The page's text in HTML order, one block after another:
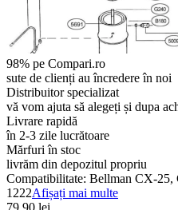
98% pe Compari.ro
sute de clienți au încredere în noi
Distribuitor specializat
vă vom ajuta să alegeți și dupa
Livrare rapidă
în 2-3 zile lucrătoare
Mărfuri în stoc
livrăm din depozitul propriu
Compatibilitate: Bellman CX-25,
1222Afișați mai multe
79,90 lei